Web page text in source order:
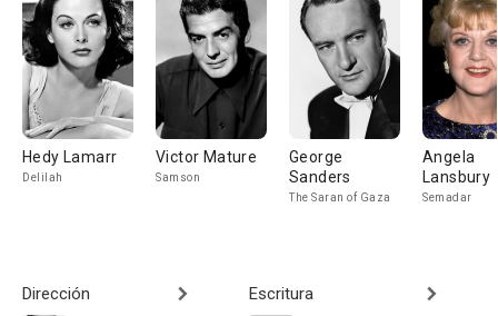
Hedy Lamarr
Delilah
Victor Mature
Samson
George
Sanders
The Saran of Gaza
Angela
Lansbury
Semadar
Dirección
Escritura